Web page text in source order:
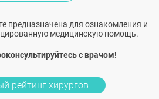
предназначена для ознакомления и
медицинскую помощь.
с врачом!
рейтинг хирургов